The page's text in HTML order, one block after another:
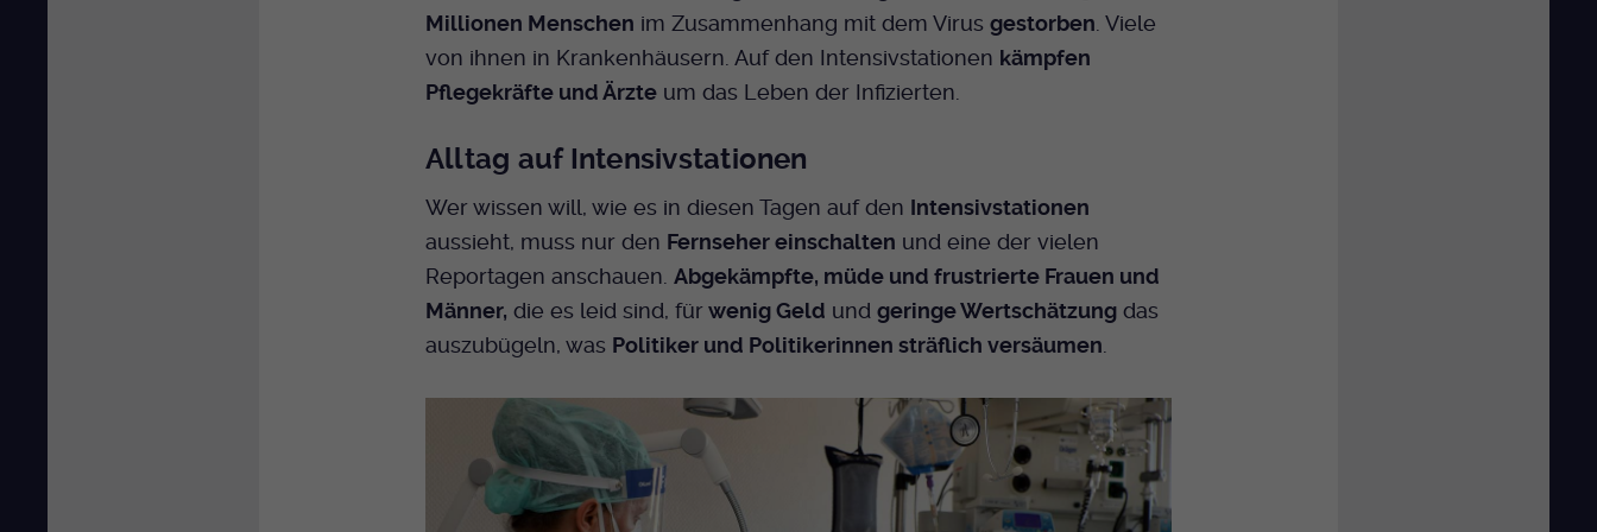
Millionen Menschen im Zusammenhang mit dem Virus gestorben . Viele
von ihnen in Krankenhäusern. Auf den Intensivstationen kämpfen
Pflegekräfte und Ärzteum das Leben der Infizierten.
Alltag auf Intensivstationen
Wer wissen will, wie es in diesen Tagen auf den Intensivstationen
aussieht, muss nur den Fernseher einschalten und eine der vielen
Reportagen anschauen. Abgekämpfte, müde und frustrierte Frauen und
Männer, die es leid sind, für wenig Geld und geringe Wertschätzungdas
auszubügeln, was Politiker und Politikerinnen sträflich versäumen
Dieser Cookie wird genutzt um festzustellen
eingelogged ist und die Seite bearbeiten darf.
Name fe_typo_user
Anbieter EKHN
Laufzeit
Dieser Cookie wird genutzt um festzustellen
ob ein Benutzer im TYPO3 Frontend
Name
Anbieter EKHN
Name _pk_id.424
Anbieter
_pk_ses.424
Anbieter Medienhaus der EKHN GmbH
Zweck
Zur Speicherung kurzfristiger Informationen
über den Besuch.
Cookie-Informationen anzeigen
Marketing
Name _fbp
Anbieter Facebook Ireland Limited
Laufzeit 3 Monate
Anzeigen / Ads
Cookie-Informationen anzeigen
Facebook
Instagram
Twitter